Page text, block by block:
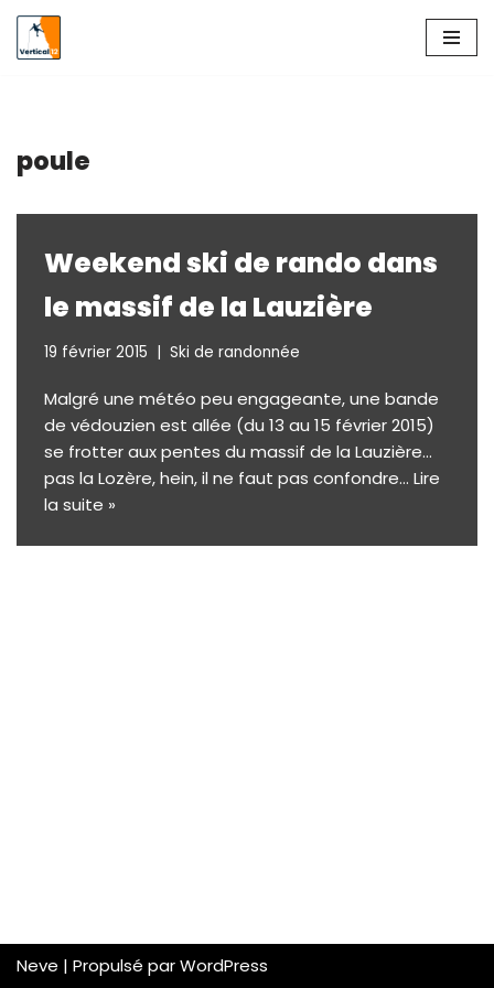
Aller
poule
Weekend ski de rando dans
le massif de la Lauzière
19 février 2015 Ski de randonnée
Malgré une météo peu engageante, une bande
de védouzien est allée (du 13 au 15 février 2015)
se frotter aux pentes du massif de la Lauzière…
pas la Lozère, hein, il ne faut pas confondre… Lire
la suite »
Neve | Propulsé parWordPress